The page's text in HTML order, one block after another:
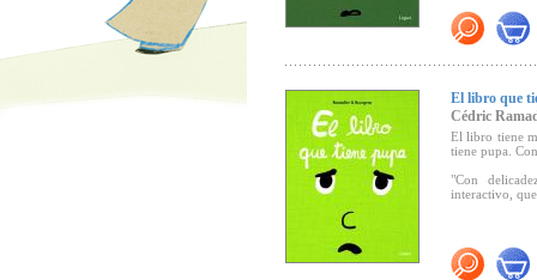
El libro que
Cédric
El libro tiene
tiene pupa.
"Con
interactivo,